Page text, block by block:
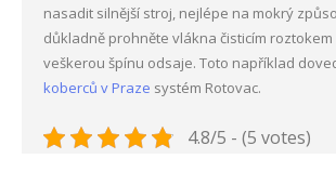
nasadit silnější stroj, nejlépe na mokrý
důkladně prohněte vlákna čisticím
veškerou špínu odsaje. Toto například
koberců v Praze systém Rotovac.
4.8/5 - (5 votes)